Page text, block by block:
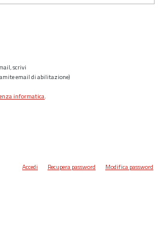
scrivi
email di abilitazione)
informatica.
Accedi Recupera password Modifica password